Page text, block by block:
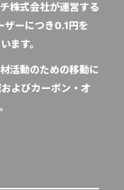
株式会社が運営する
ザーにつき0.1円を
ます。
活動のための移動に
よびカーボン・オ